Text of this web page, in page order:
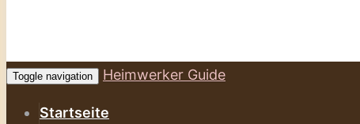
Toggle navigation Heimwerker Guide
Startseite